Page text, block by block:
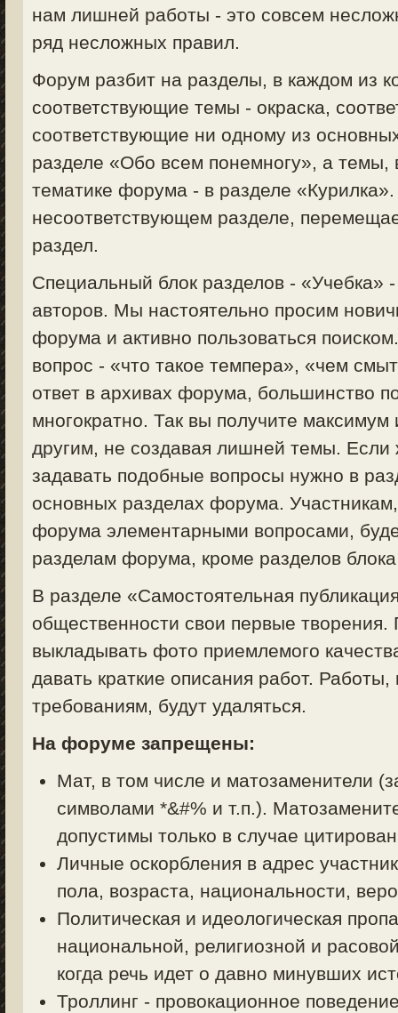
нам лишней работы - это совсем
ряд несложных правил.
Форум разбит на разделы, в каждом из
соответствующие темы - окраска,
соответствующие ни одному из
разделе «Обо всем понемногу», а
тематике форума - в разделе
несоответствующем разделе,
раздел.
Специальный блок разделов -
авторов. Мы настоятельно просим
форума и активно пользоваться
вопрос - «что такое темпера», «чем
ответ в архивах форума, большинство
многократно. Так вы получите
другим, не создавая лишней темы. Если
задавать подобные вопросы нужно в
основных разделах форума.
форума элементарными вопросами,
разделам форума, кроме разделов
В разделе «Самостоятельная
общественности свои первые
выкладывать фото приемлемого
давать краткие описания работ.
требованиям, будут удаляться.
На форуме запрещены:
Мат, в том числе и матозаменители
символами *&#% и т.п.).
допустимы только в случае
Личные оскорбления в адрес
пола, возраста, национальности,
Политическая и идеологическая
национальной, религиозной и
когда речь идет о давно минувших
Троллинг - провокационное